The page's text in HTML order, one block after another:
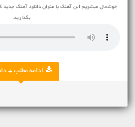
خوشحال میشویم این آهنگ با عنوان دانلود آهنگ
بگذارید.
ادامه مطلب +